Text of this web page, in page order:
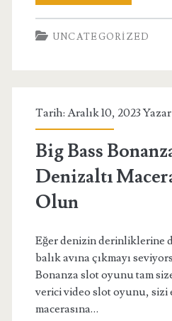
İzlenme
ve
İçin
Sosyal
Medya
UNCATEGORIZED
Tarih: Aralık 10, 2023
Big Bass
Denizaltı
Olun
Eğer denizin derinliklerine
balık avına çıkmayı
Bonanza slot oyunu tam
verici video slot oyunu, sizi
macerasına…